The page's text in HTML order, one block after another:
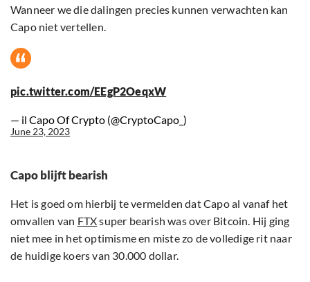
Wanneer we die dalingen precies kunnen verwachten kan
Capo niet vertellen.
pic.twitter.com/EEgP2OeqxW
— il Capo Of Crypto (@CryptoCapo_)
June 23, 2023
Capo blijft bearish
Het is goed om hierbij te vermelden dat Capo al vanaf het
omvallen van FTXsuper bearish was over Bitcoin. Hij ging
niet mee in het optimisme en miste zo de volledige rit naar
de huidige koers van 30.000 dollar.